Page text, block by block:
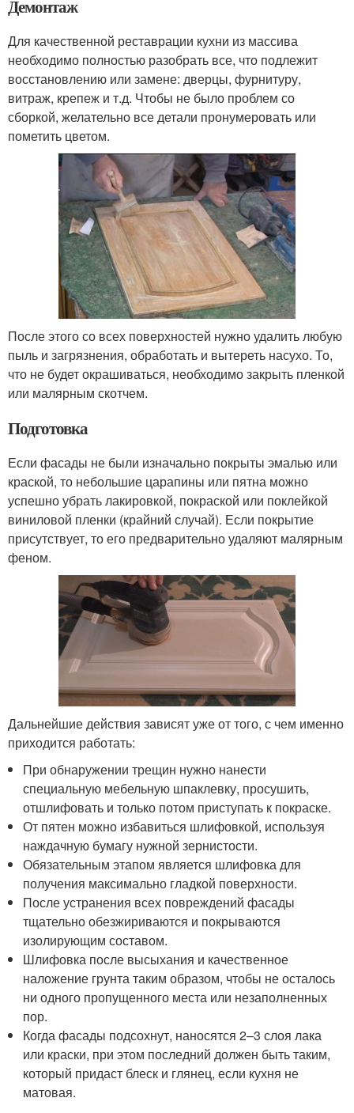
Демонтаж
Для качественной реставрации кухни из массива
необходимо полностью разобрать все, что подлежит
восстановлению или замене: дверцы, фурнитуру,
витраж, крепеж и т.д. Чтобы не было проблем со
сборкой, желательно все детали пронумеровать или
пометить цветом.
После этого со всех поверхностей нужно удалить любую
пыль и загрязнения, обработать и вытереть насухо. То,
что не будет окрашиваться, необходимо закрыть пленкой
или малярным скотчем.
Подготовка
Если фасады не были изначально покрыты эмалью или
краской, то небольшие царапины или пятна можно
успешно убрать лакировкой, покраской или поклейкой
виниловой пленки (крайний случай). Если покрытие
присутствует, то его предварительно удаляют малярным
феном.
Дальнейшие действия зависят уже от того, с чем именно
приходится работать:
При обнаружении трещин нужно нанести
специальную мебельную шпаклевку, просушить,
отшлифовать и только потом приступать к покраске.
От пятен можно избавиться шлифовкой, используя
наждачную бумагу нужной зернистости.
Обязательным этапом является шлифовка для
получения максимально гладкой поверхности.
После устранения всех повреждений фасады
тщательно обезжириваются и покрываются
изолирующим составом.
Шлифовка после высыхания и качественное
наложение грунта таким образом, чтобы не осталось
ни одного пропущенного места или незаполненных
пор.
Когда фасады подсохнут, наносятся 2–3 слоя лака
или краски, при этом последний должен быть таким,
который придаст блеск и глянец, если кухня не
матовая.